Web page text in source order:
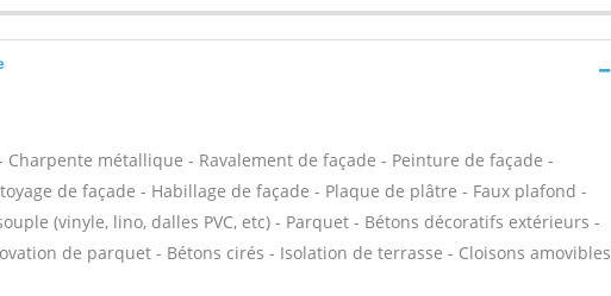
métallique - Ravalement de façade - Peinture de façade -
de façade - Habillage de façade - Plaque de plâtre - Faux plafond -
(vinyle, lino, dalles PVC, etc) - Parquet - Bétons décoratifs extérieurs -
de parquet - Bétons cirés - Isolation de terrasse - Cloisons amovibles